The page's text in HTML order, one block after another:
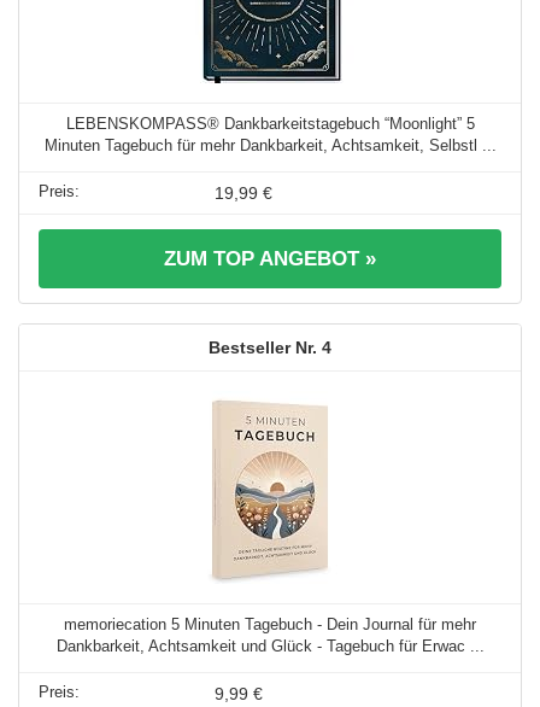
LEBENSKOMPASS® Dankbarkeitstagebuch “Moonlight” 5
Minuten Tagebuch für mehr Dankbarkeit, Achtsamkeit, Selbstl ...
19,99 €
ZUM TOP ANGEBOT »
4
memoriecation 5 Minuten Tagebuch - Dein Journal für mehr
Dankbarkeit, Achtsamkeit und Glück - Tagebuch für Erwac ...
9,99 €